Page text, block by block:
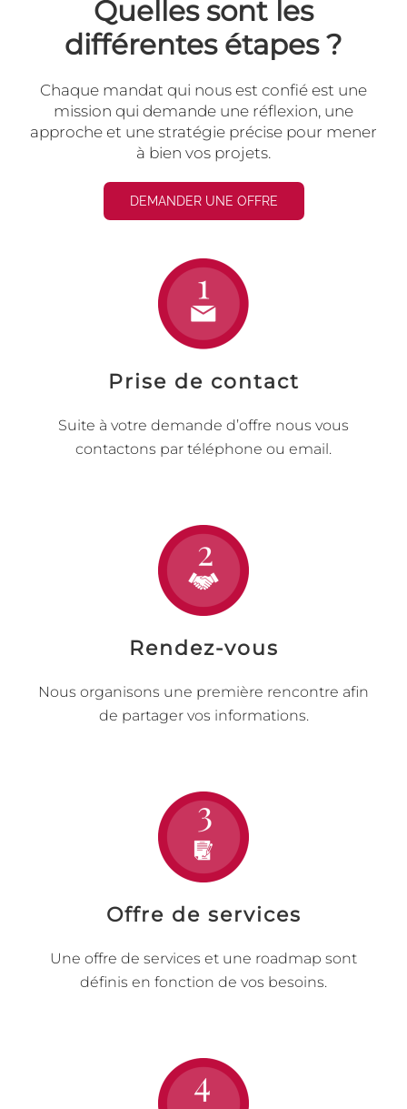
Quelles sont les
différentes étapes ?
Chaque mandat qui nous est confié est une
mission qui demande une réflexion, une
approche et une stratégie précise pour mener
à bien vos projets.
DEMANDER UNE OFFRE
Prise de contact
Suite à votre demande d’offre nous vous
contactons par téléphone ou email.
Rendez-vous
Nous organisons une première rencontre afin
de partager vos informations.
Offre de services
Une offre de services et une roadmap sont
définis en fonction de vos besoins.